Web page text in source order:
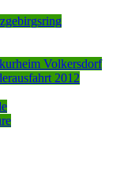
Volkersdorf
2012